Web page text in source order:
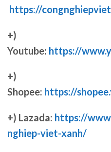
https://
+)
Youtube: https://
+)
Shopee: https://
+) Lazada: https://
nghiep-viet-xanh/